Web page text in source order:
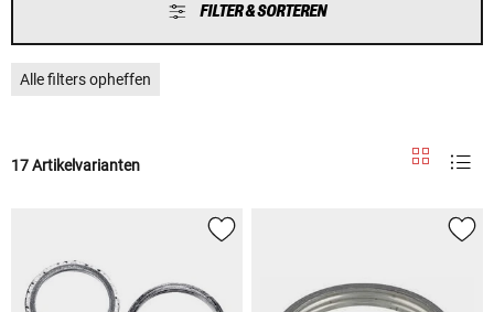
FILTER & SORTEREN
Alle filters opheffen
17 Artikelvarianten